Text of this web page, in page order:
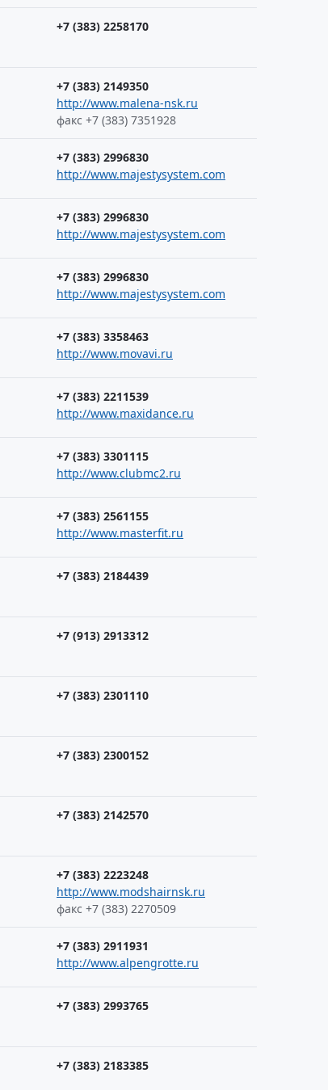
+7 (383) 2258170
+7 (383) 2149350
http://www.malena-nsk.ru
факс +7 (383) 7351928
+7 (383) 2996830
http://www.majestysystem.com
+7 (383) 2996830
http://www.majestysystem.com
+7 (383) 2996830
http://www.majestysystem.com
+7 (383) 3358463
http://www.movavi.ru
+7 (383) 2211539
http://www.maxidance.ru
+7 (383) 3301115
http://www.clubmc2.ru
+7 (383) 2561155
http://www.masterfit.ru
+7 (383) 2184439
+7 (913) 2913312
+7 (383) 2301110
+7 (383) 2300152
+7 (383) 2142570
+7 (383) 2223248
http://www.modshairnsk.ru
факс +7 (383) 2270509
+7 (383) 2911931
http://www.alpengrotte.ru
+7 (383) 2993765
+7 (383) 2183385